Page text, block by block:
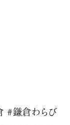
#鎌倉わらび